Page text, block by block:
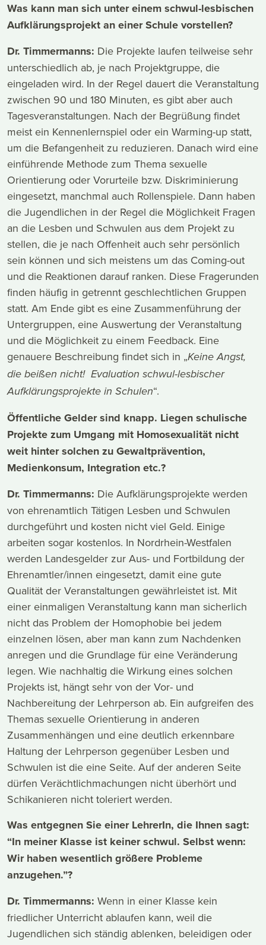
Was kann man sich unter einem schwul-lesbischen
Aufklärungsprojekt an einer Schule vorstellen?
Dr. Timmermanns: Die Projekte laufen teilweise sehr
unterschiedlich ab, je nach Projektgruppe, die
eingeladen wird. In der Regel dauert die Veranstaltung
zwischen 90 und 180 Minuten, es gibt aber auch
Tagesveranstaltungen. Nach der Begrüßung findet
meist ein Kennenlernspiel oder ein Warming-up statt,
um die Befangenheit zu reduzieren. Danach wird eine
einführende Methode zum Thema sexuelle
Orientierung oder Vorurteile bzw. Diskriminierung
eingesetzt, manchmal auch Rollenspiele. Dann haben
die Jugendlichen in der Regel die Möglichkeit Fragen
an die Lesben und Schwulen aus dem Projekt zu
stellen, die je nach Offenheit auch sehr persönlich
sein können und sich meistens um das Coming-out
und die Reaktionen darauf ranken. Diese Fragerunden
finden häufig in getrennt geschlechtlichen Gruppen
statt. Am Ende gibt es eine Zusammenführung der
Untergruppen, eine Auswertung der Veranstaltung
und die Möglichkeit zu einem Feedback. Eine
genauere Beschreibung findet sich in „Keine Angst,
die beißen nicht! Evaluation schwul-lesbischer
Aufklärungsprojekte in Schulen“.
Öffentliche Gelder sind knapp. Liegen schulische
Projekte zum Umgang mit Homosexualität nicht
weit hinter solchen zu Gewaltprävention,
Medienkonsum, Integration etc.?
Dr. Timmermanns: Die Aufklärungsprojekte werden
von ehrenamtlich Tätigen Lesben und Schwulen
durchgeführt und kosten nicht viel Geld. Einige
arbeiten sogar kostenlos. In Nordrhein-Westfalen
werden Landesgelder zur Aus- und Fortbildung der
Ehrenamtler/innen eingesetzt, damit eine gute
Qualität der Veranstaltungen gewährleistet ist. Mit
einer einmaligen Veranstaltung kann man sicherlich
nicht das Problem der Homophobie bei jedem
einzelnen lösen, aber man kann zum Nachdenken
anregen und die Grundlage für eine Veränderung
legen. Wie nachhaltig die Wirkung eines solchen
Projekts ist, hängt sehr von der Vor- und
Nachbereitung der Lehrperson ab. Ein aufgreifen des
Themas sexuelle Orientierung in anderen
Zusammenhängen und eine deutlich erkennbare
Haltung der Lehrperson gegenüber Lesben und
Schwulen ist die eine Seite. Auf der anderen Seite
dürfen Verächtlichmachungen nicht überhört und
Schikanieren nicht toleriert werden.
Was entgegnen Sie einer LehrerIn, die Ihnen sagt:
“In meiner Klasse ist keiner schwul. Selbst wenn:
Wir haben wesentlich größere Probleme
anzugehen.”?
Dr. Timmermanns: Wenn in einer Klasse kein
friedlicher Unterricht ablaufen kann, weil die
Jugendlichen sich ständig ablenken, beleidigen oder